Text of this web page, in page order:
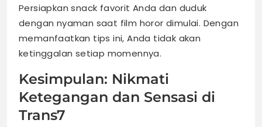
Persiapkan snack favorit Anda dan duduk
dengan nyaman saat film horor dimulai. Dengan
memanfaatkan tips ini, Anda tidak akan
ketinggalan setiap momennya.
Kesimpulan: Nikmati
Ketegangan dan Sensasi di
Trans7